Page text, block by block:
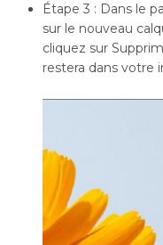
Étape 3 : Dans le
sur le nouveau
cliquez sur
restera dans votre